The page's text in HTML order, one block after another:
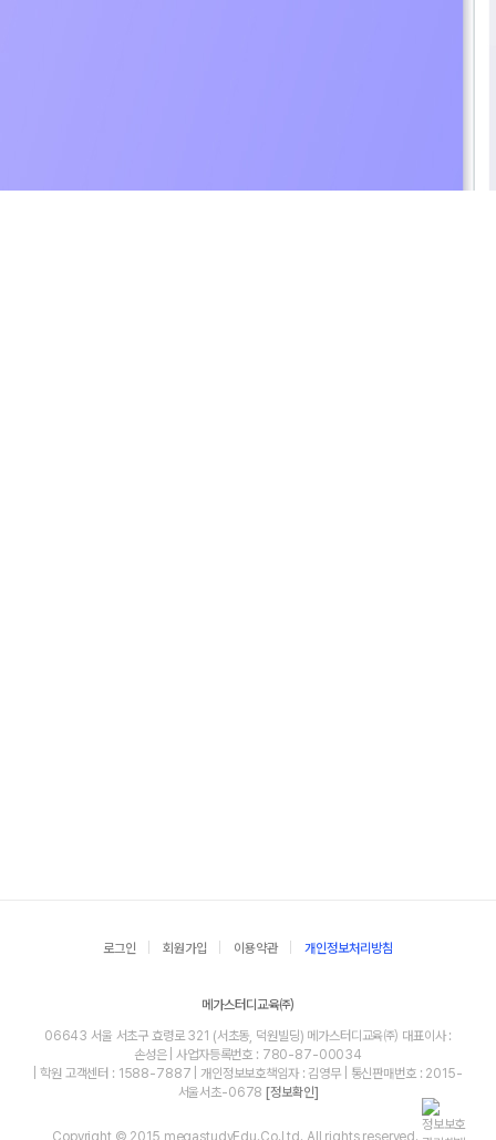
로그인 회원가입 이용약관 개인정보처리방침
메가스터디교육㈜
06643 서울 서초구 효령로 321 (서초동, 덕원빌딩) 메가스터디교육㈜ 대표이사 :
손성은 | 사업자등록번호 : 780-87-00034
| 학원 고객센터 : 1588-7887 | 개인정보보호책임자 : 김영무 | 통신판매번호 : 2015-
서울서초-0678 [정보확인]
Copyright © 2015 megastudyEdu.Co.Ltd. All rights reserved.